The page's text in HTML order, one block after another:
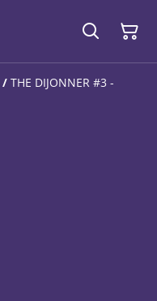
/ THE DIJONNER #3 -